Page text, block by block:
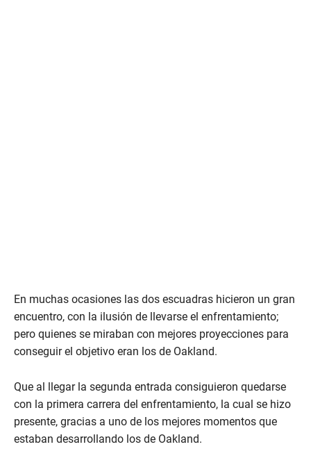
En muchas ocasiones las dos escuadras hicieron un gran
encuentro, con la ilusión de llevarse el enfrentamiento;
pero quienes se miraban con mejores proyecciones para
conseguir el objetivo eran los de Oakland.
Que al llegar la segunda entrada consiguieron quedarse
con la primera carrera del enfrentamiento, la cual se hizo
presente, gracias a uno de los mejores momentos que
estaban desarrollando los de Oakland.